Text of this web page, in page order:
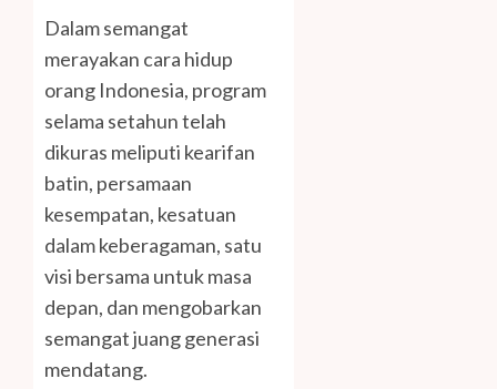
Dalam semangat
merayakan cara hidup
orang Indonesia, program
selama setahun telah
dikuras meliputi kearifan
batin, persamaan
kesempatan, kesatuan
dalam keberagaman, satu
visi bersama untuk masa
depan, dan mengobarkan
semangat juang generasi
mendatang.